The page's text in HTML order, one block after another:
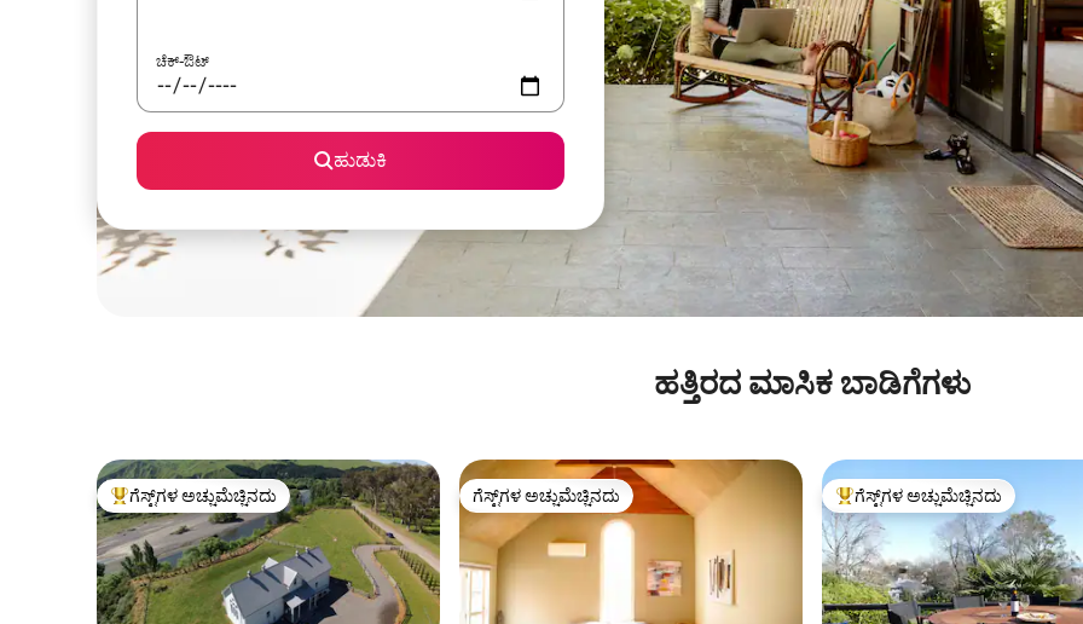
ಚೆಕ್-ಔಟ್
ಹುಡುಕಿ
ಹತ್ತಿರದ ಮಾಸಿಕ ಬಾಡಿಗೆಗಳು
ಗೆಸ್ಟ್‌ಗಳಿಗೆ ಅತಿ ಹೆಚ್ಚು ಅಚ್ಚುಮೆಚ್ಚಿನದು
ಗೆಸ್ಟ್‌ಗಳ ಅಚ್ಚುಮೆಚ್ಚಿನದು ಗೆಸ್ಟ್‌ಗಳ ಅಚ್ಚುಮೆಚ್ಚಿನದು
ಗೆಸ್ಟ್‌ಗಳ ಅಚ್ಚುಮೆಚ್ಚಿನದು ಗೆಸ್ಟ್‌ಗಳಿಗೆ ಅತಿ ಹೆಚ್ಚು ಅಚ್ಚುಮೆಚ್ಚಿನದು
ಗೆಸ್ಟ್‌ಗಳ ಅಚ್ಚುಮೆಚ್ಚಿನದು